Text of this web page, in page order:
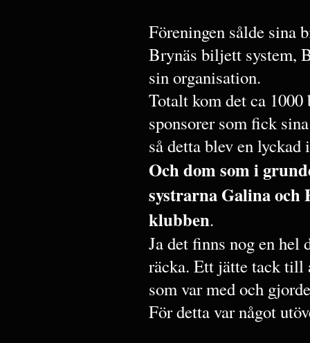
Föreningen sålde sina
Brynäs biljett system,
sin organisation.
Totalt kom det ca 1000
sponsorer som fick
så detta blev en
Och dom som i
systrarna Galina och
klubben.
Ja det finns nog en hel
räcka. Ett jätte tack till
som var med och
För detta var något